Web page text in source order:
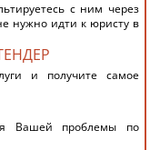
с ним через
нужно идти к юристу в
и получите самое
Вашей проблемы по